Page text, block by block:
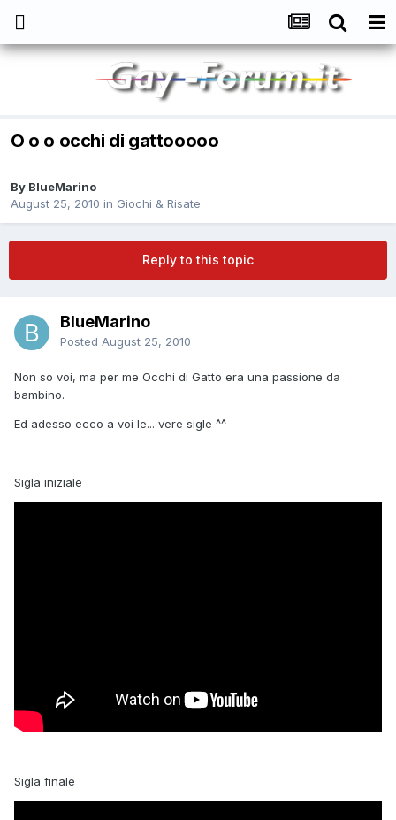
O o o occhi di gattooooo
By BlueMarino
August 25, 2010 in Giochi & Risate
Reply to this topic
BlueMarino
Posted August 25, 2010
Non so voi, ma per me Occhi di Gatto era una passione da
bambino.
Ed adesso ecco a voi le... vere sigle ^^
Sigla iniziale
Sigla finale